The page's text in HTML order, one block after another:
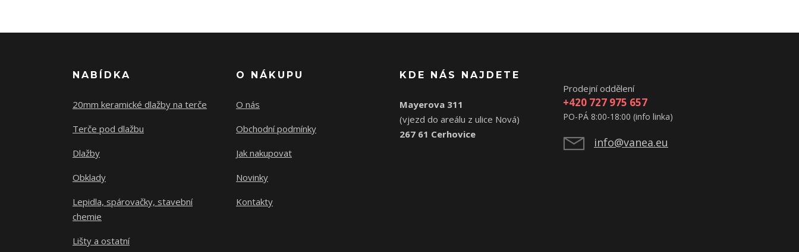
NABÍDKA
20mm keramické dlažby na terče
Terče pod dlažbu
Dlažby
Obklady
Lepidla, spárovačky, stavební
chemie
Lišty a ostatní
O NÁKUPU
O nás
Obchodní podmínky
Jak nakupovat
Novinky
Kontakty
KDE NÁS NAJDETE
Mayerova 311
(vjezd do areálu z ulice Nová)
267 61 Cerhovice
Prodejní oddělení
+420 727 975 657
PO-PÁ 8:00-18:00 (info linka)
info@vanea.eu